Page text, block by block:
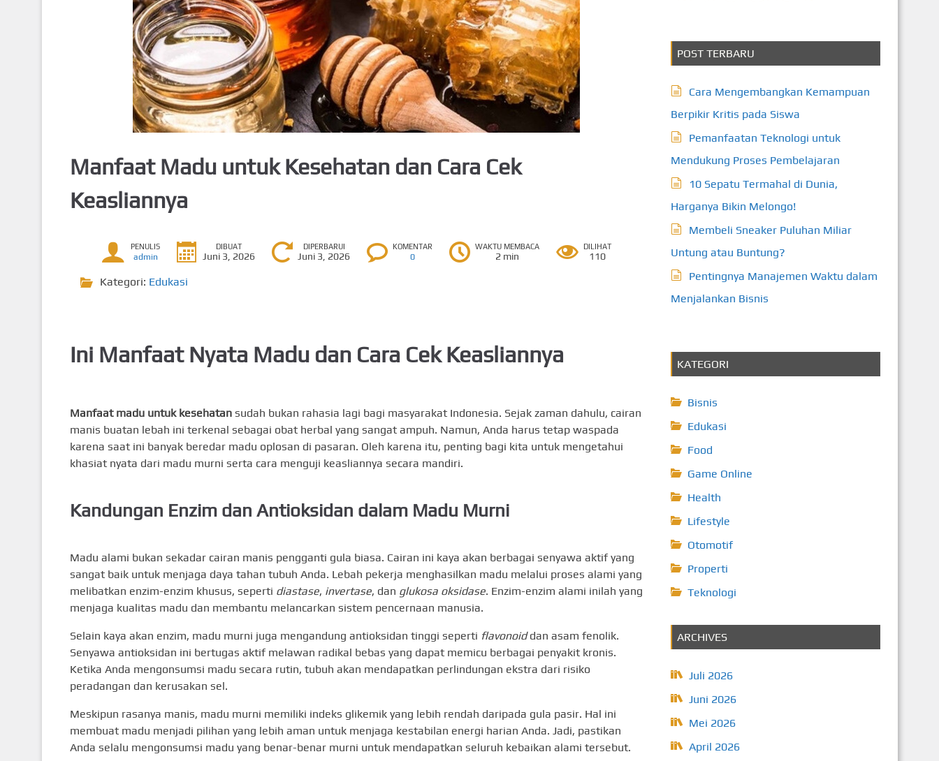
Manfaat Madu untuk Kesehatan dan Cara Cek
Keasliannya
PENULIS
admin
DIBUAT
Juni 3, 2026
DIPERBARUI
Juni 3, 2026
KOMENTAR
0
WAKTU MEMBACA
2 min
DILIHAT
110
Kategori: Edukasi
Ini Manfaat Nyata Madu dan Cara Cek Keasliannya
Manfaat madu untuk kesehatansudah bukan rahasia lagi bagi masyarakat Indonesia. Sejak zaman dahulu, cairan
manis buatan lebah ini terkenal sebagai obat herbal yang sangat ampuh. Namun, Anda harus tetap waspada
karena saat ini banyak beredar madu oplosan di pasaran. Oleh karena itu, penting bagi kita untuk mengetahui
khasiat nyata dari madu murni serta cara menguji keasliannya secara mandiri.
Kandungan Enzim dan Antioksidan dalam Madu Murni
Madu alami bukan sekadar cairan manis pengganti gula biasa. Cairan ini kaya akan berbagai senyawa aktif yang
sangat baik untuk menjaga daya tahan tubuh Anda. Lebah pekerja menghasilkan madu melalui proses alami yang
melibatkan enzim-enzim khusus, seperti diastase, invertase, dan glukosa oksidase. Enzim-enzim alami inilah yang
menjaga kualitas madu dan membantu melancarkan sistem pencernaan manusia.
Selain kaya akan enzim, madu murni juga mengandung antioksidan tinggi seperti flavonoiddan asam fenolik.
Senyawa antioksidan ini bertugas aktif melawan radikal bebas yang dapat memicu berbagai penyakit kronis.
Ketika Anda mengonsumsi madu secara rutin, tubuh akan mendapatkan perlindungan ekstra dari risiko
peradangan dan kerusakan sel.
Meskipun rasanya manis, madu murni memiliki indeks glikemik yang lebih rendah daripada gula pasir. Hal ini
membuat madu menjadi pilihan yang lebih aman untuk menjaga kestabilan energi harian Anda. Jadi, pastikan
Anda selalu mengonsumsi madu yang benar-benar murni untuk mendapatkan seluruh kebaikan alami tersebut.
POST TERBARU
Cara Mengembangkan Kemampuan
Berpikir Kritis pada Siswa
Pemanfaatan Teknologi untuk
Mendukung Proses Pembelajaran
10 Sepatu Termahal di Dunia,
Harganya Bikin Melongo!
Membeli Sneaker Puluhan Miliar
Untung atau Buntung?
Pentingnya Manajemen Waktu dalam
Menjalankan Bisnis
KATEGORI
Bisnis
Edukasi
Food
Game Online
Health
Lifestyle
Otomotif
Properti
Teknologi
ARCHIVES
Juli 2026
Juni 2026
Mei 2026
April 2026